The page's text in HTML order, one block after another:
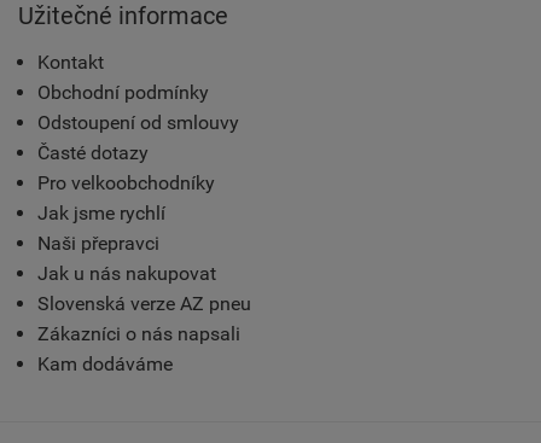
Užitečné informace
Kontakt
Obchodní podmínky
Odstoupení od smlouvy
Časté dotazy
Pro velkoobchodníky
Jak jsme rychlí
Naši přepravci
Jak u nás nakupovat
Slovenská verze AZ pneu
Zákazníci o nás napsali
Kam dodáváme